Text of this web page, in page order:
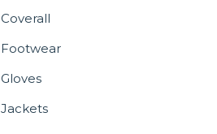
Coverall
Footwear
Gloves
Jackets